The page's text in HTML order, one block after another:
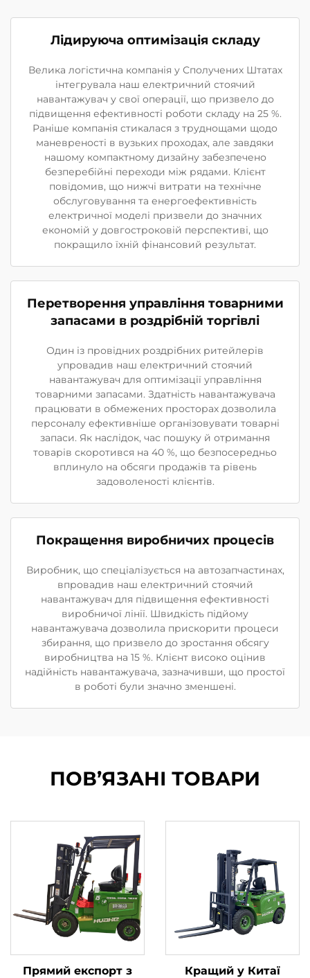
Лідируюча оптимізація складу
Велика логістична компанія у Сполучених Штатах
інтегрувала наш електричний стоячий
навантажувач у свої операції, що призвело до
підвищення ефективності роботи складу на 25 %.
Раніше компанія стикалася з труднощами щодо
маневреності в вузьких проходах, але завдяки
нашому компактному дизайну забезпечено
безперебійні переходи між рядами. Клієнт
повідомив, що нижчі витрати на технічне
обслуговування та енергоефективність
електричної моделі призвели до значних
економій у довгостроковій перспективі, що
покращило їхній фінансовий результат.
Перетворення управління товарними
запасами в роздрібній торгівлі
Один із провідних роздрібних ритейлерів
упровадив наш електричний стоячий
навантажувач для оптимізації управління
товарними запасами. Здатність навантажувача
працювати в обмежених просторах дозволила
персоналу ефективніше організовувати товарні
запаси. Як наслідок, час пошуку й отримання
товарів скоротився на 40 %, що безпосередньо
вплинуло на обсяги продажів та рівень
задоволеності клієнтів.
Покращення виробничих процесів
Виробник, що спеціалізується на автозапчастинах,
впровадив наш електричний стоячий
навантажувач для підвищення ефективності
виробничої лінії. Швидкість підйому
навантажувача дозволила прискорити процеси
збирання, що призвело до зростання обсягу
виробництва на 15 %. Клієнт високо оцінив
надійність навантажувача, зазначивши, що простої
в роботі були значно зменшені.
ПОВ’ЯЗАНІ ТОВАРИ
Прямий експорт з Кращий у Китаї